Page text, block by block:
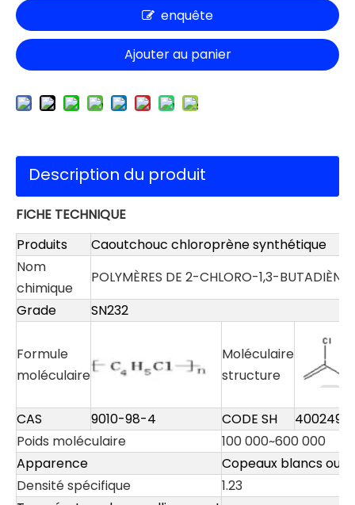
enquête
Ajouter au panier
Description du produit
FICHE TECHNIQUE
Produits
Caoutchouc chloroprène synthétique
Nom
chimique
POLYMÈRES DE 2-CHLORO-1,3-BUTADIÈNE
Grade
SN232
Formule
moléculaire
Moléculaire
structure
CAS 9010-98-4 CODE SH
Poids moléculaire
100 000~600 000
Apparence
Copeaux blancs ou
Densité spécifique
1.23